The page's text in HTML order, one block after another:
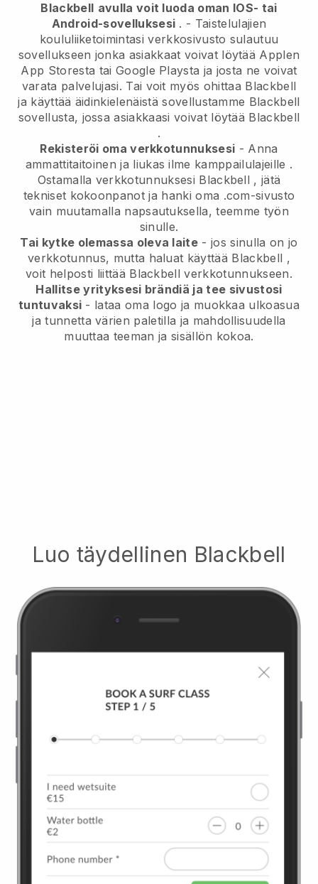
Blackbell avulla voit luoda oman IOS- tai
Android-sovelluksesi . - Taistelulajien
koululiiketoimintasi verkkosivusto sulautuu
sovellukseen jonka asiakkaat voivat löytää Applen
App Storesta tai Google Playsta ja josta ne voivat
varata palvelujasi. Tai voit myös ohittaa Blackbell
ja käyttää äidinkielenäistä sovellustamme Blackbell
sovellusta, jossa asiakkaasi voivat löytää Blackbell
.
Rekisteröi oma verkkotunnuksesi - Anna
ammattitaitoinen ja liukas ilme kamppailulajeille .
Ostamalla verkkotunnuksesi Blackbell , jätä
tekniset kokoonpanot ja hanki oma .com-sivusto
vain muutamalla napsautuksella, teemme työn
sinulle.
Tai kytke olemassa oleva laite - jos sinulla on jo
verkkotunnus, mutta haluat käyttää Blackbell ,
voit helposti liittää Blackbell verkkotunnukseen.
Hallitse yrityksesi brändiä ja tee sivustosi
tuntuvaksi - lataa oma logo ja muokkaa ulkoasua
ja tunnetta värien paletilla ja mahdollisuudella
muuttaa teeman ja sisällön kokoa.
Luo täydellinen Blackbell